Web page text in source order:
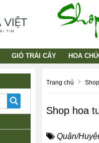
GIỎ TRÁI CÂY HOA
Trang chủ
Shop hoa
Quận/